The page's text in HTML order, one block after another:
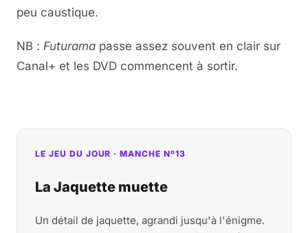
peu caustique.
NB : Futurama passe assez souvent en clair sur
Canal+ et les DVD commencent à sortir.
LE JEU DU JOUR · MANCHE Nº13
La Jaquette muette
Un détail de jaquette, agrandi jusqu'à l'énigme.